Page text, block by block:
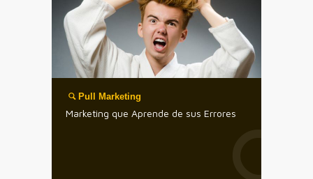
Pull Marketing
Marketing que Aprende de sus Errores